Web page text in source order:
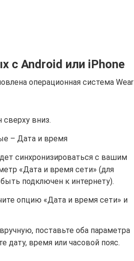
с Android или iPhone
операционная система Wear
сверху вниз.
– Дата и время
синхронизироваться с вашим
«Дата и время сети» (для
подключен к интернету).
опцию «Дата и время сети» и
поставьте оба параметра
дату, время или часовой пояс.